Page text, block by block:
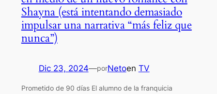
Shayna (está intentando demasiado
impulsar una narrativa “más feliz que
nunca”)
Dic 23, 2024—porNetoen TV
Prometido de 90 días El alumno de la franquicia